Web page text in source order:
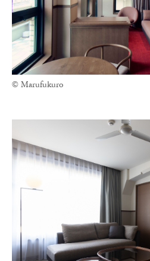
© Marufukuro